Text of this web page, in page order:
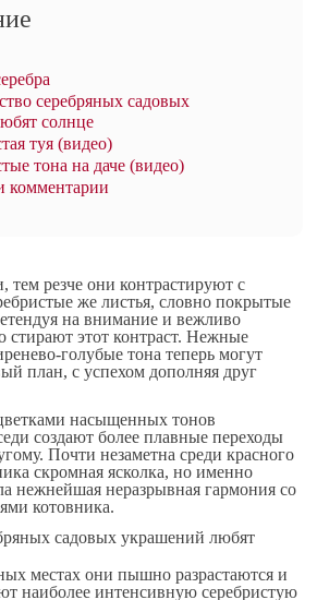
серебряных садовых
солнце
туя (видео)
тона на даче (видео)
комментарии
тем резче они контрастируют с
же листья, словно покрытые
на внимание и вежливо
стирают этот контраст. Нежные
голубые тона теперь могут
план, с успехом дополняя друг
насыщенных тонов
создают более плавные переходы
Почти незаметна среди красного
скромная ясколка, но именно
нежнейшая неразрывная гармония со
котовника.
садовых украшений любят
местах они пышно разрастаются и
наиболее интенсивную серебристую